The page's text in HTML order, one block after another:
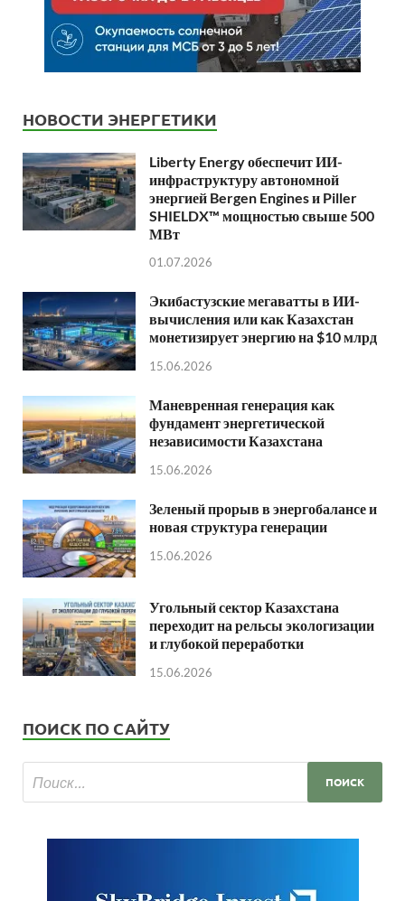
НОВОСТИ ЭНЕРГЕТИКИ
Liberty Energy обеспечит ИИ-
инфраструктуру автономной
энергией Bergen Engines и Piller
SHIELDX™ мощностью свыше 500
МВт
01.07.2026
Экибастузские мегаватты в ИИ-
вычисления или как Казахстан
монетизирует энергию на $10 млрд
15.06.2026
Маневренная генерация как
фундамент энергетической
независимости Казахстана
15.06.2026
Зеленый прорыв в энергобалансе и
новая структура генерации
15.06.2026
Угольный сектор Казахстана
переходит на рельсы экологизации
и глубокой переработки
15.06.2026
ПОИСК ПО САЙТУ